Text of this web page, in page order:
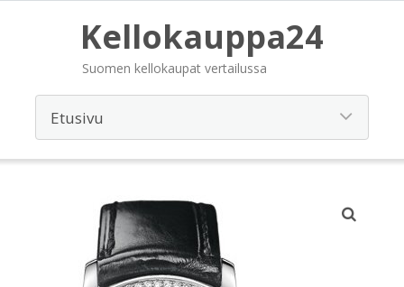
Kellokauppa24
Suomen kellokaupat vertailussa